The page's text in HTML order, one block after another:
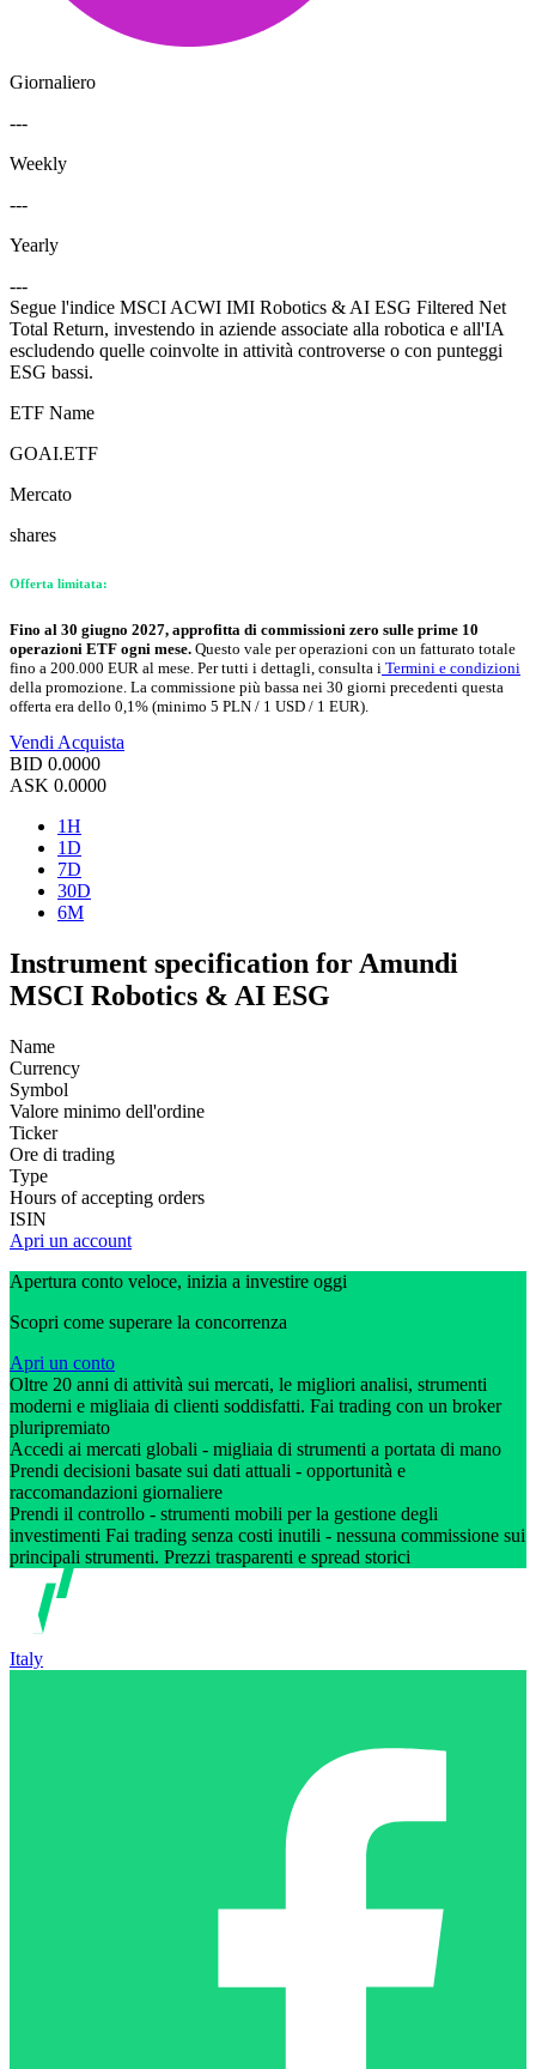
Giornaliero
---
Weekly
---
Yearly
---
Segue l'indice MSCI ACWI IMI Robotics & AI ESG Filtered Net
Total Return, investendo in aziende associate alla robotica e all'IA
escludendo quelle coinvolte in attività controverse o con punteggi
ESG bassi.
ETF Name
GOAI.ETF
Mercato
shares
Offerta limitata:
Fino al 30 giugno 2027, approfitta di commissioni zero sulle prime 10
operazioni ETF ogni mese. Questo vale per operazioni con un fatturato totale
fino a 200.000 EUR al mese. Per tutti i dettagli, consulta i Termini e condizioni
della promozione. La commissione più bassa nei 30 giorni precedenti questa
offerta era dello 0,1% (minimo 5 PLN / 1 USD / 1 EUR).
Vendi Acquista
BID 0.0000
ASK 0.0000
1H
1D
7D
30D
6M
Instrument specification for Amundi
MSCI Robotics & AI ESG
Name
Currency
Symbol
Valore minimo dell'ordine
Ticker
Ore di trading
Type
Hours of accepting orders
ISIN
Apri un account
Apertura conto veloce, inizia a investire oggi
Scopri come superare la concorrenza
Apri un conto
Oltre 20 anni di attività sui mercati, le migliori analisi, strumenti
moderni e migliaia di clienti soddisfatti. Fai trading con un broker
pluripremiato
Accedi ai mercati globali - migliaia di strumenti a portata di mano
Prendi decisioni basate sui dati attuali - opportunità e
raccomandazioni giornaliere
Prendi il controllo - strumenti mobili per la gestione degli
investimenti Fai trading senza costi inutili - nessuna commissione sui
principali strumenti. Prezzi trasparenti e spread storici
Italy